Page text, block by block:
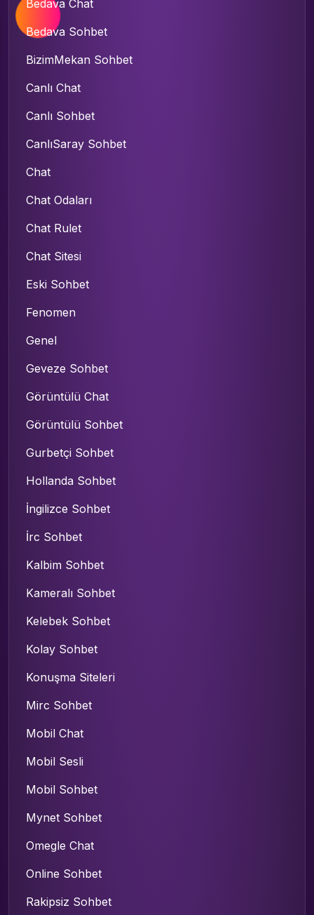
Bedava Chat
Bedava Sohbet
BizimMekan Sohbet
Canlı Chat
Canlı Sohbet
CanlıSaray Sohbet
Chat
Chat Odaları
Chat Rulet
Chat Sitesi
Eski Sohbet
Fenomen
Genel
Geveze Sohbet
Görüntülü Chat
Görüntülü Sohbet
Gurbetçi Sohbet
Hollanda Sohbet
İngilizce Sohbet
İrc Sohbet
Kalbim Sohbet
Kameralı Sohbet
Kelebek Sohbet
Kolay Sohbet
Konuşma Siteleri
Mirc Sohbet
Mobil Chat
Mobil Sesli
Mobil Sohbet
Mynet Sohbet
Omegle Chat
Online Sohbet
Rakipsiz Sohbet